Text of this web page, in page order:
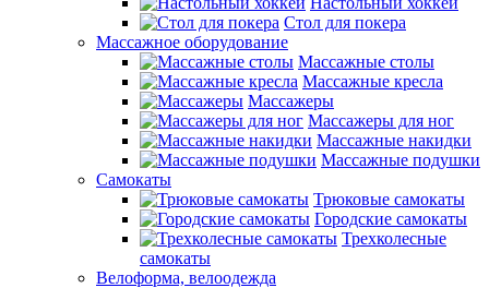
Стол для покера
Массажное оборудование
Массажные столы
Массажные кресла
Массажеры
Массажеры для ног
Массажные накидки
Массажные подушки
Самокаты
Трюковые самокаты
Городские самокаты
Трехколесные
самокаты
Велоформа, велоодежда